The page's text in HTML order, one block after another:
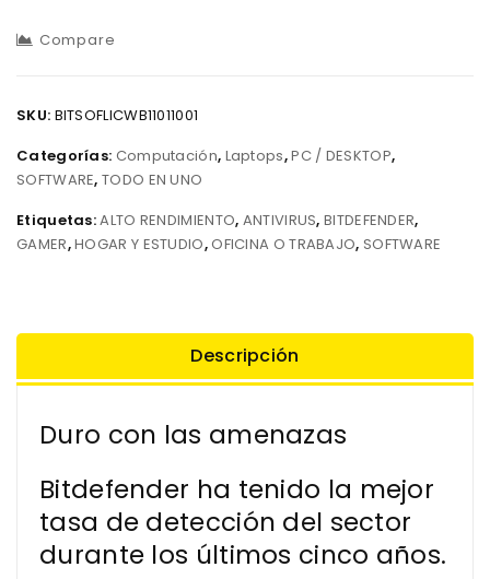
Compare
SKU: BITSOFLICWB11011001
Categorías: Computación, Laptops,PC / DESKTOP,
SOFTWARE,TODO EN UNO
Etiquetas:ALTO RENDIMIENTO, ANTIVIRUS,BITDEFENDER,
GAMER,HOGAR Y ESTUDIO,OFICINA O TRABAJO, SOFTWARE
Descripción
Duro con las amenazas
Bitdefender ha tenido la mejor
tasa de detección del sector
durante los últimos cinco años.